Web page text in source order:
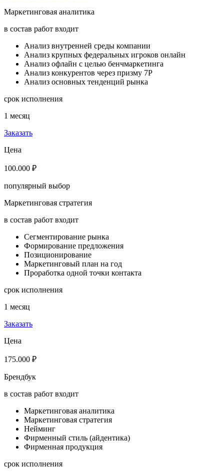
Маркетинговая аналитика
в состав работ входит
Aнализ внутренней среды компании
Aнализ крупных федеральных игроков онлайн
Aнализ офлайн с целью бенчмаркетинга
Aнализ конкурентов через призму 7P
Aнализ основных тенденций рынка
срок исполнения
1 месяц
Заказать
Цена
100.000 ₽
популярный выбор
Маркетинговая стратегия
в состав работ входит
Сегментирование рынка
Формирование предложения
Позиционирование
Маркетинговый план на год
Проработка одной точки контакта
срок исполнения
1 месяц
Заказать
Цена
175.000 ₽
Брендбук
в состав работ входит
Маркетинговая аналитика
Маркетинговая стратегия
Нейминг
Фирменный стиль (айдентика)
Фирменная продукция
срок исполнения